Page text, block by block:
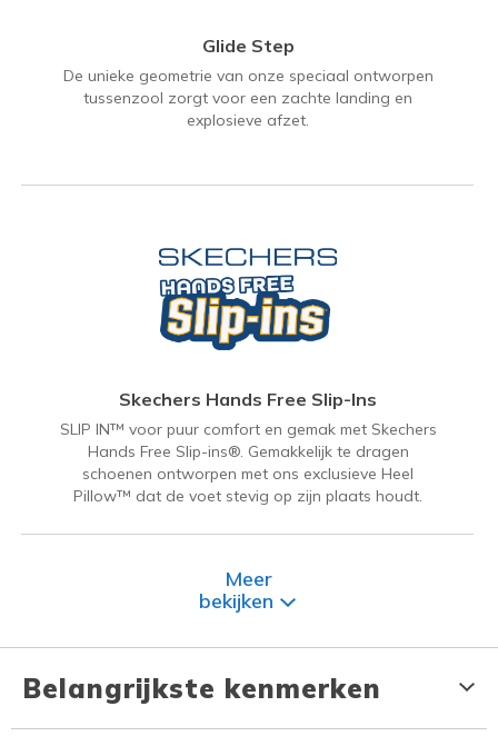
Glide Step
De unieke geometrie van onze speciaal ontworpen
tussenzool zorgt voor een zachte landing en
explosieve afzet.
Skechers Hands Free Slip-Ins
SLIP IN™ voor puur comfort en gemak met Skechers
Hands Free Slip-ins®. Gemakkelijk te dragen
schoenen ontworpen met ons exclusieve Heel
Pillow™ dat de voet stevig op zijn plaats houdt.
Meer
bekijken
Belangrijkste kenmerken